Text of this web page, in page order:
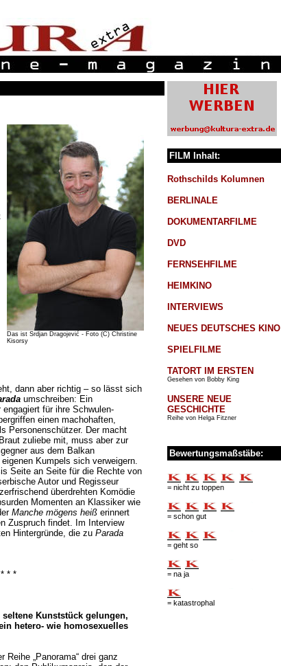
Das ist Srdjan Dragojević - Foto (C) Christine
Kisorsy
dann aber richtig – so lässt sich
umschreiben: Ein
für ihre Schwulen-
einen machohaften,
Personenschützer. Der macht
zuliebe mit, muss aber zur
aus dem Balkan
Kumpels sich verweigern.
Seite an Seite für die Rechte von
Autor und Regisseur
überdrehten Komödie
Momenten an Klassiker wie
Manche mögens heißerinnert
Zuspruch findet. Im Interview
Hintergründe, die zu Parada
* * *
Kunststück gelungen,
hetero- wie homosexuelles
Reihe „Panorama“ drei ganz
FILM Inhalt:
Rothschilds Kolumnen
BERLINALE
DOKUMENTARFILME
DVD
FERNSEHFILME
HEIMKINO
INTERVIEWS
NEUES DEUTSCHES KINO
SPIELFILME
TATORT IM ERSTEN
Gesehen von Bobby King
UNSERE NEUE
GESCHICHTE
Reihe von Helga Fitzner
Bewertungsmaßstäbe:
= nicht zu toppen
= schon gut
= geht so
= na ja
= katastrophal